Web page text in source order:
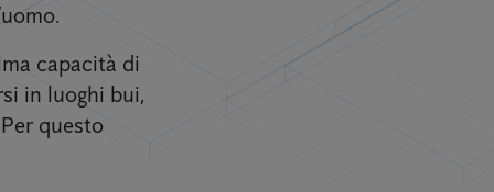
capacità di
in luoghi bui,
questo